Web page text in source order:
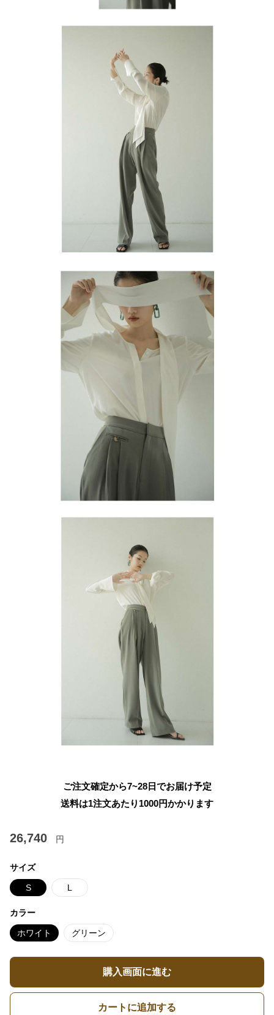
ご注文確定から7~28日でお届け予定
送料は1注文あたり 1000円かかります
26,740 円
サイズ
S L
カラー
ホワイト グリーン
購入画面に進む
カートに追加する